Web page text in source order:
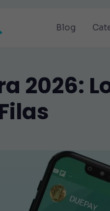
Blog
2026: